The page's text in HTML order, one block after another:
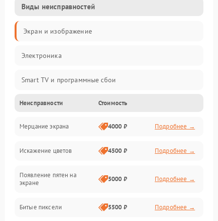
Виды неисправностей
Экран и изображение
Электроника
Smart TV и программные сбои
Питание и запуск
Подсветка и LED-модули
Звук и аудиосистема
Сигнал и приём каналов
Неисправности Стоимость
Мерцание экрана 4000 ₽ Подробнее →
Искажение цветов 4500 ₽ Подробнее →
Появление пятен на
экране
5000 ₽ Подробнее →
Битые пиксели 5500 ₽ Подробнее →